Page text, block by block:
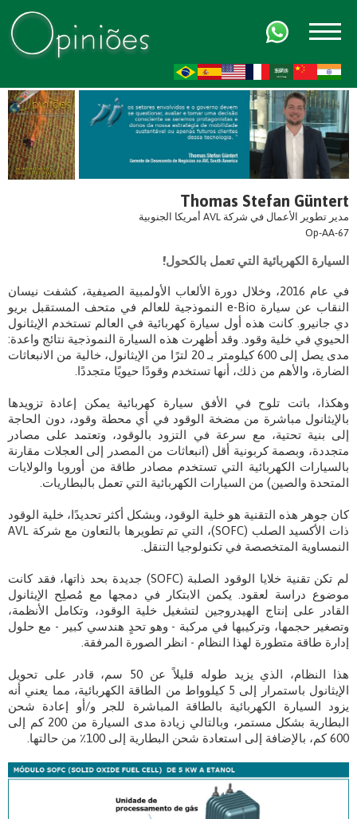
Thomas Stefan Güntert
مدير تطوير الأعمال في شركة AVL أمريكا الجنوبية
Op-AA-67
السيارة الكهربائية التي تعمل بالكحول!
في عام 2016، وخلال دورة الألعاب الأولمبية الصيفية، كشفت نيسان
النقاب عن سيارة e-Bio النموذجية للعالم في متحف المستقبل بريو
دي جانيرو. كانت هذه أول سيارة كهربائية في العالم تستخدم الإيثانول
الحيوي في خلية وقود. وقد أظهرت هذه السيارة النموذجية نتائج واعدة:
مدى يصل إلى 600 كيلومتر بـ 20 لترًا من الإيثانول، خالية من الانبعاثات
الضارة، والأهم من ذلك، أنها تستخدم وقودًا حيويًا متجددًا.
وهكذا، باتت تلوح في الأفق سيارة كهربائية يمكن إعادة تزويدها
بالإيثانول مباشرة من مضخة الوقود في أي محطة وقود، دون الحاجة
إلى بنية تحتية، مع سرعة في التزود بالوقود، وتعتمد على مصادر
متجددة، وبصمة كربونية أقل (انبعاثات من المصدر إلى العجلات مقارنة
بالسيارات الكهربائية التي تستخدم مصادر طاقة من أوروبا والولايات
المتحدة والصين) من السيارات الكهربائية التي تعمل بالبطاريات.
كان جوهر هذه التقنية هو خلية الوقود، وبشكل أكثر تحديدًا، خلية الوقود
ذات الأكسيد الصلب (SOFC)، التي تم تطويرها بالتعاون مع شركة AVL
النمساوية المتخصصة في تكنولوجيا التنقل.
لم تكن تقنية خلايا الوقود الصلبة (SOFC) جديدة بحد ذاتها، فقد كانت
موضوع دراسة لعقود. يكمن الابتكار في دمجها مع مُصلِح الإيثانول
القادر على إنتاج الهيدروجين لتشغيل خلية الوقود، وتكامل الأنظمة،
وتصغير حجمها، وتركيبها في مركبة - وهو تحدٍ هندسي كبير - مع حلول
إدارة طاقة متطورة لهذا النظام - انظر الصورة المرفقة.
هذا النظام، الذي يزيد طوله قليلاً عن 50 سم، قادر على تحويل
الإيثانول باستمرار إلى 5 كيلوواط من الطاقة الكهربائية، مما يعني أنه
يزود السيارة الكهربائية بالطاقة المباشرة للجر و/أو إعادة شحن
البطارية بشكل مستمر، وبالتالي زيادة مدى السيارة من 200 كم إلى
600 كم، بالإضافة إلى استعادة شحن البطارية إلى 100٪ من حالتها.